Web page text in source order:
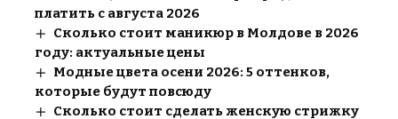
платить с августа 2026
Сколько стоит маникюр в Молдове в 2026
году: актуальные цены
Модные цвета осени 2026: 5 оттенков,
которые будут повсюду
Сколько стоит сделать женскую стрижку